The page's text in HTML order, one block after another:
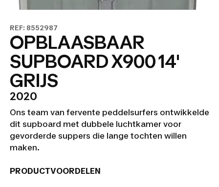
REF: 8552987
OPBLAASBAAR
SUPBOARD X900 14'
GRIJS
2020
Ons team van fervente peddelsurfers ontwikkelde
dit supboard met dubbele luchtkamer voor
gevorderde suppers die lange tochten willen
maken.
PRODUCTVOORDELEN